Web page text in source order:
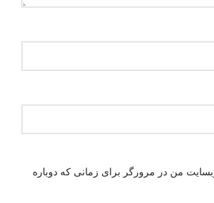
من در مرورگر برای زمانی که دوباره